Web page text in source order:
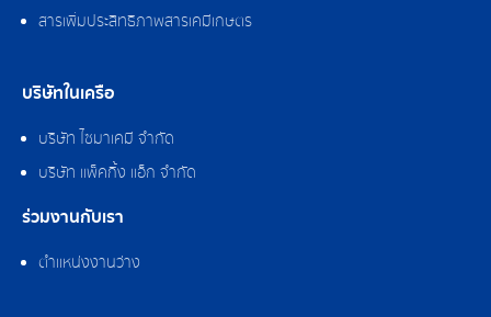
สารเพิ่มประสิทธิภาพสารเคมีเกษตร
บริษัทในเครือ
บริษัท ไซมาเคมี จำกัด
บริษัท แพ็คกิ้ง แอ็ก จำกัด
ร่วมงานกับเรา
ตำแหน่งงานว่าง